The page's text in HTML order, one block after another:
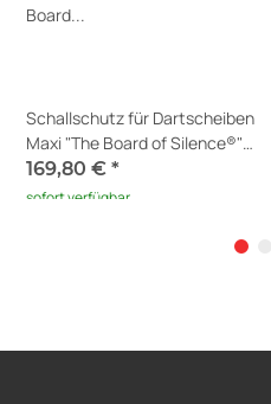
Schallschutz für Dartscheiben
Maxi "The Board of Silence®"
V4 + Erweiterung für Scolia
Home 2
169,80 € *
sofort verfügbar